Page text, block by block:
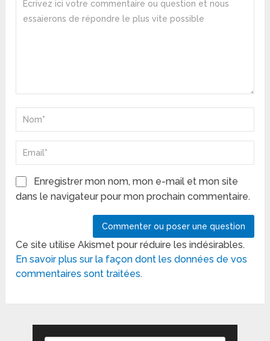
Enregistrer mon nom, mon e-mail et mon site
dans le navigateur pour mon prochain commentaire.
Ce site utilise Akismet pour réduire les indésirables.
En savoir plus sur la façon dont les données de vos
commentaires sont traitées.